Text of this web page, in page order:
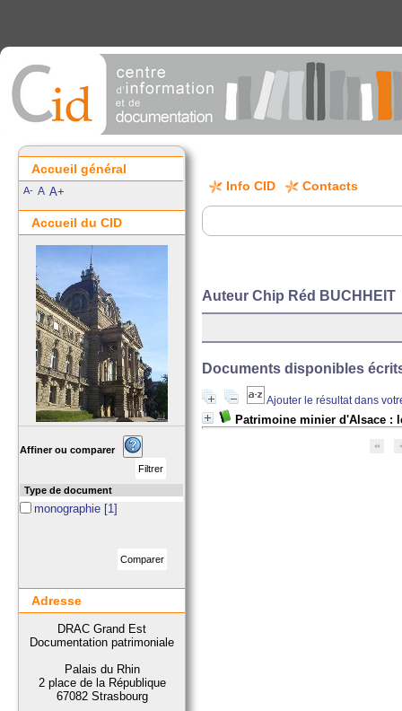
Info CID Contacts
Auteur Chip Réd BUCHHEIT
Documents disponibles
Ajouter le résultat dans
Patrimoine minier d'Alsace :
Accueil général
A- A A+
Accueil du CID
Affiner ou comparer
Type de document
monographie [1]
Adresse
DRAC Grand Est
Documentation patrimoniale
Palais du Rhin
2 place de la République
67082 Strasbourg